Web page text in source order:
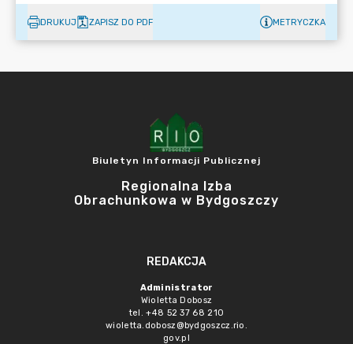
DRUKUJ ZAPISZ DO PDF METRYCZKA
Biuletyn Informacji Publicznej
Regionalna Izba
Obrachunkowa w Bydgoszczy
REDAKCJA
Administrator
Wioletta Dobosz
tel. +48 52 37 68 210
wioletta.dobosz@bydgoszcz.rio.
gov.pl